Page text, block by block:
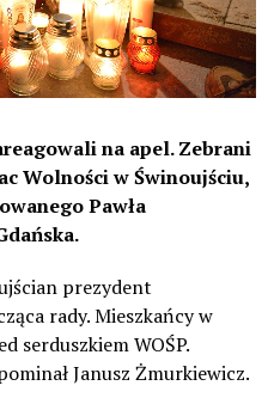
na apel. Zebrani
Wolności w Świnoujściu,
Pawła
prezydent
rady. Mieszkańcy w
serduszkiem WOŚP.
Janusz Żmurkiewicz.